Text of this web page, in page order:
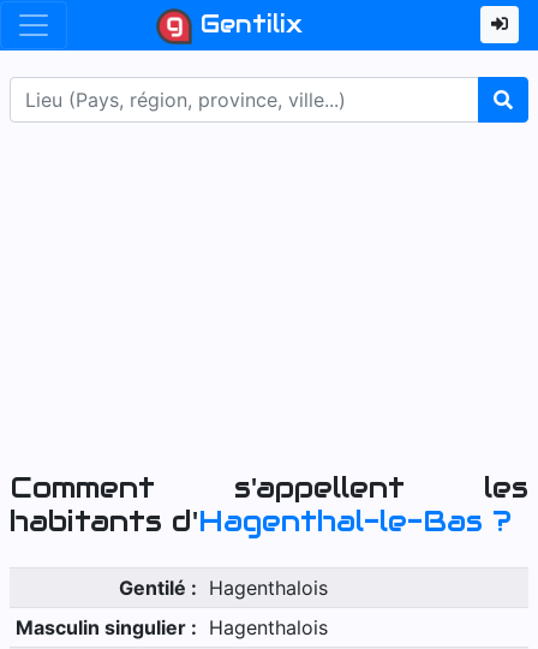
Gentilix
Comment s'appellent les
habitants d'Hagenthal-le-Bas ?
Gentilé : Hagenthalois
Masculin singulier : Hagenthalois